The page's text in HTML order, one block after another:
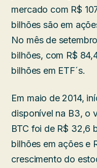
mercado com R$
bilhões são em
No mês de
bilhões, com R$
bilhões em ETF´s.
Em maio de 2014,
disponível na B3, o
BTC foi de R$ 32,6
bilhões em ações e
crescimento do